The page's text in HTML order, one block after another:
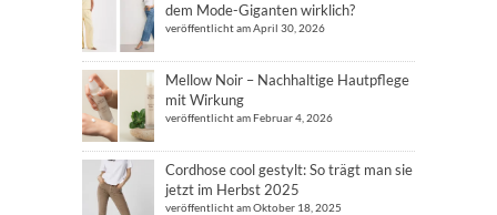
dem Mode-Giganten wirklich?
veröffentlicht am April 30, 2026
Mellow Noir – Nachhaltige Hautpflege
mit Wirkung
veröffentlicht am Februar 4, 2026
Cordhose cool gestylt: So trägt man sie
jetzt im Herbst 2025
veröffentlicht am Oktober 18, 2025